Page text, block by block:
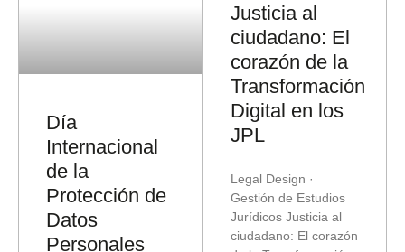
Día
Internacional
de la
Protección de
Datos
Personales
Justicia al
ciudadano: El
corazón de la
Transformación
Digital en los
JPL
Legal Design ·
Gestión de Estudios
Jurídicos Justicia al
ciudadano: El corazón